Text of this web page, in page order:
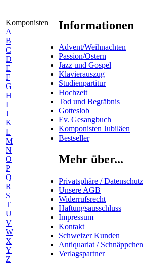
Komponisten
A
B
C
D
E
F
G
H
I
J
K
L
M
N
O
P
Q
R
S
T
U
V
W
X
Y
Z
Informationen
Advent/Weihnachten
Passion/Ostern
Jazz und Gospel
Klavierauszug
Studienpartitur
Hochzeit
Tod und Begräbnis
Gotteslob
Ev. Gesangbuch
Komponisten Jubiläen
Bestseller
Mehr über...
Privatsphäre / Datenschutz
Unsere AGB
Widerrufsrecht
Haftungsausschluss
Impressum
Kontakt
Schweizer Kunden
Antiquariat / Schnäppchen
Verlagspartner